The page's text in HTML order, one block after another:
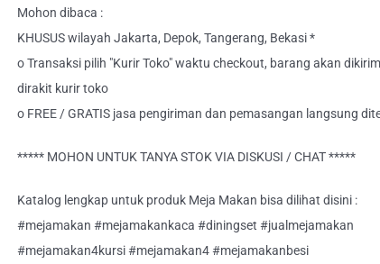
Mohon dibaca :
KHUSUS wilayah Jakarta, Depok, Tangerang, Bekasi *
o Transaksi pilih "Kurir Toko" waktu checkout, barang akan
dirakit kurir toko
o FREE / GRATIS jasa pengiriman dan pemasangan langsung
***** MOHON UNTUK TANYA STOK VIA DISKUSI / CHAT *****
Katalog lengkap untuk produk Meja Makan bisa dilihat disini :
#mejamakan #mejamakankaca #diningset #jualmejamakan
#mejamakan4kursi #mejamakan4 #mejamakanbesi